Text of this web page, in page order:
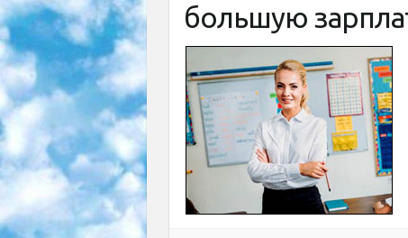
большую